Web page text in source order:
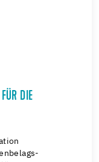
DIE